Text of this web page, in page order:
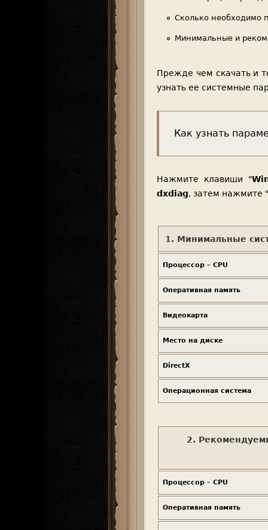
Сколько необходимо
Минимальные и
Прежде чем скачать и
узнать ее системные
Как узнать
Нажмите клавиши "
dxdiag, затем нажмите "
1. Минимальные
Процессор – CPU
Оперативная память
Видеокарта
Место на диске
DirectX
Операционная система
2.
Процессор – CPU
Оперативная память